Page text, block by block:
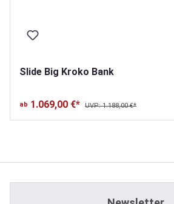
Slide Big Kroko Bank
ab 1.069,00 €* UVP: 1.188,00 €*